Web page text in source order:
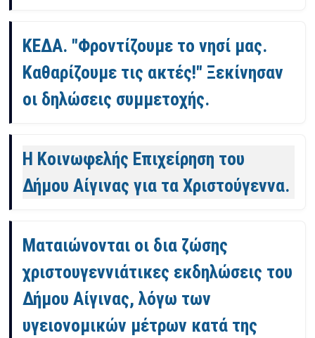
ΚΕΔΑ. "Φροντίζουμε το νησί μας.
Καθαρίζουμε τις ακτές!" Ξεκίνησαν
οι δηλώσεις συμμετοχής.
Η Κοινωφελής Επιχείρηση του
Δήμου Αίγινας για τα Χριστούγεννα.
Ματαιώνονται οι δια ζώσης
χριστουγεννιάτικες εκδηλώσεις του
Δήμου Αίγινας, λόγω των
υγειονομικών μέτρων κατά της